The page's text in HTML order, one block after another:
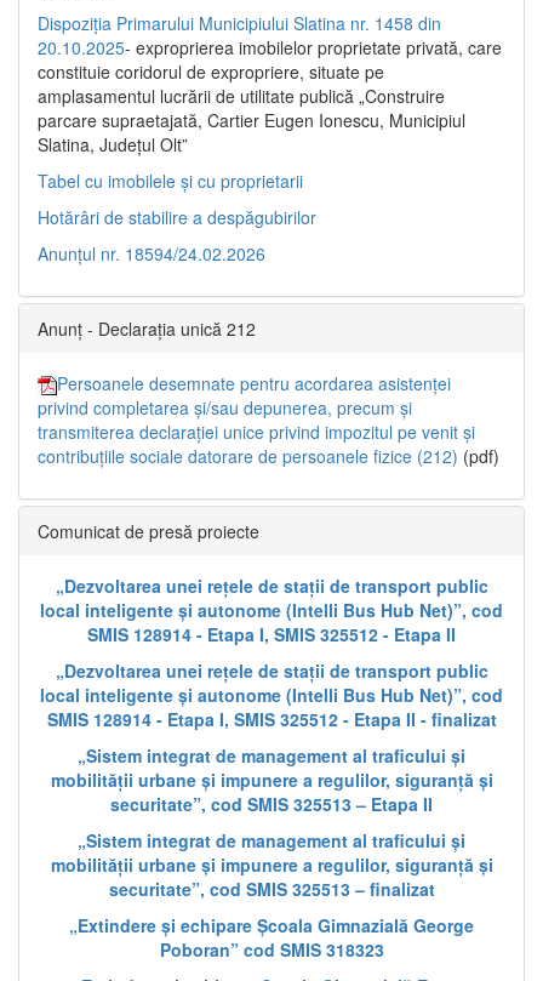
Dispoziția Primarului Municipiului Slatina nr. 1458 din
20.10.2025- exproprierea imobilelor proprietate privată, care
constituie coridorul de expropriere, situate pe
amplasamentul lucrării de utilitate publică „Construire
parcare supraetajată, Cartier Eugen Ionescu, Municipiul
Slatina, Județul Olt”
Tabel cu imobilele și cu proprietarii
Hotărâri de stabilire a despăgubirilor
Anunțul nr. 18594/24.02.2026
Anunț - Declarația unică 212
Persoanele desemnate pentru acordarea asistenței
privind completarea și/sau depunerea, precum și
transmiterea declarației unice privind impozitul pe venit și
contribuțiile sociale datorare de persoanele fizice (212) (pdf)
Comunicat de presă proiecte
„Dezvoltarea unei rețele de stații de transport public
local inteligente și autonome (Intelli Bus Hub Net)”, cod
SMIS 128914 - Etapa I, SMIS 325512 - Etapa II
„Dezvoltarea unei rețele de stații de transport public
local inteligente și autonome (Intelli Bus Hub Net)”, cod
SMIS 128914 - Etapa I, SMIS 325512 - Etapa II - finalizat
„Sistem integrat de management al traficului și
mobilității urbane și impunere a regulilor, siguranță și
securitate”, cod SMIS 325513 – Etapa II
„Sistem integrat de management al traficului și
mobilității urbane și impunere a regulilor, siguranță și
securitate”, cod SMIS 325513 – finalizat
„Extindere și echipare Școala Gimnazială George
Poboran” cod SMIS 318323